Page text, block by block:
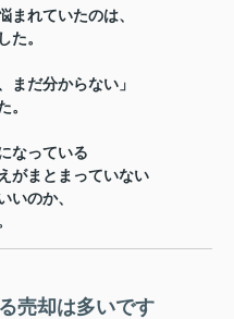
まれていたのは、
た。
まだ分からない」
。
なっている
がまとまっていない
いのか、
売却は多いです